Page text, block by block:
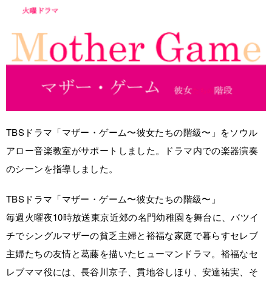
TBSドラマ「マザー・ゲーム〜彼女たちの階級〜」をソウル
アロー音楽教室がサポートしました。ドラマ内での楽器演奏
のシーンを指導しました。
TBSドラマ「マザー・ゲーム〜彼女たちの階級〜」
毎週火曜夜10時放送東京近郊の名門幼稚園を舞台に、バツイ
チでシングルマザーの貧乏主婦と裕福な家庭で暮らすセレブ
主婦たちの友情と葛藤を描いたヒューマンドラマ。裕福なセ
レブママ役には、長谷川京子、貫地谷しほり、安達祐実、そ